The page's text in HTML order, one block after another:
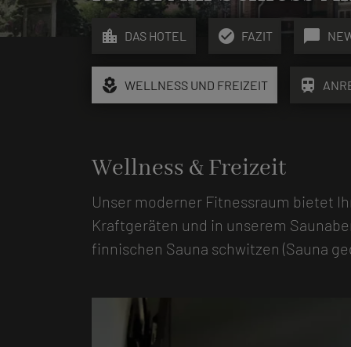
location_city DAS HOTEL check_circle FAZIT chat_bubble
local_florist WELLNESS UND FREIZEIT train
Wellness & Freizeit
Unser moderner Fitnessraum bietet
Kraftgeräten und in unserem
finnischen Sauna schwitzen (Sauna